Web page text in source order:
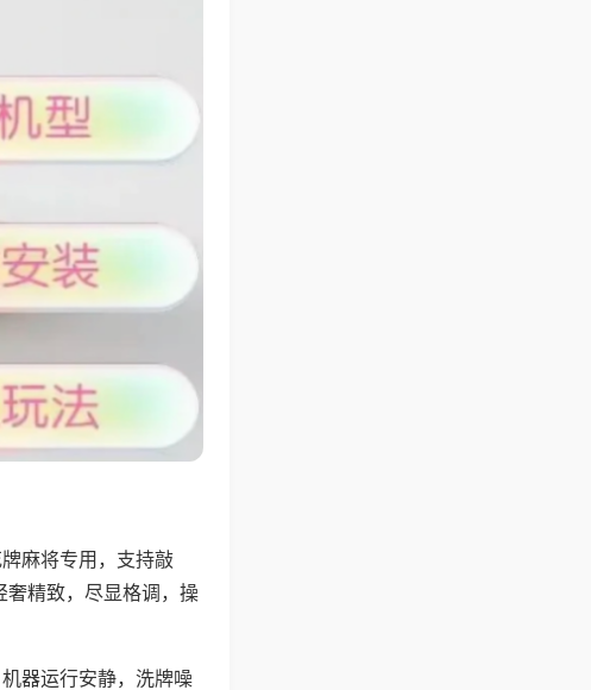
麻将专用，支持敲
奢精致，尽显格调，操
器运行安静，洗牌噪